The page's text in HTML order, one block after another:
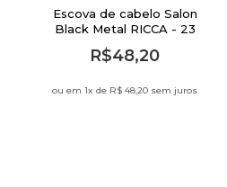
Escova de cabelo Salon
Black Metal RICCA - 23
R$48,20
ou em 1x de R$ 48,20 sem juros